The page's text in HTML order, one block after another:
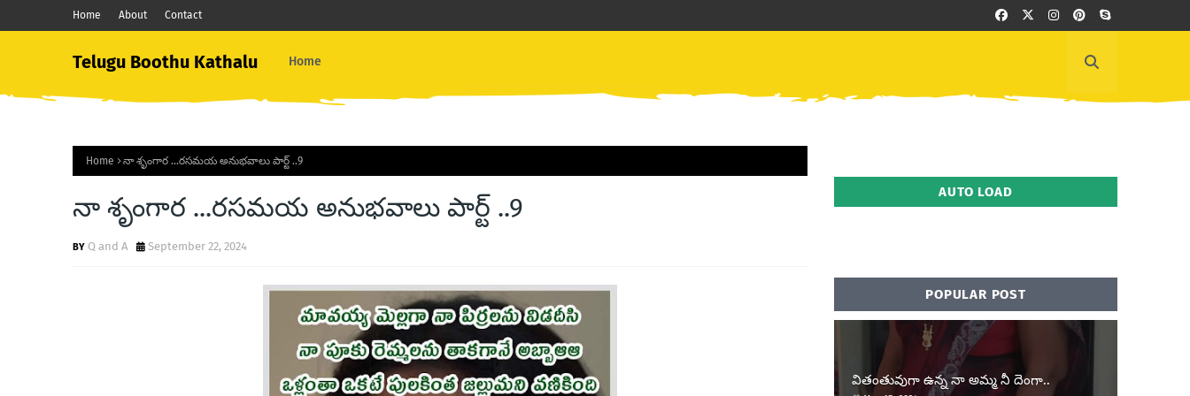
Home About Contact
Telugu Boothu Kathalu Home
Home నా శృంగార ...రసమయ అనుభవాలు పార్ట్ ..9
నా శృంగార ...రసమయ అనుభవాలు పార్ట్ ..9
Q and A September 22, 2024
AUTO LOAD
POPULAR POST
వితంతువుగా ఉన్న నా అమ్మ నీ దెంగా..